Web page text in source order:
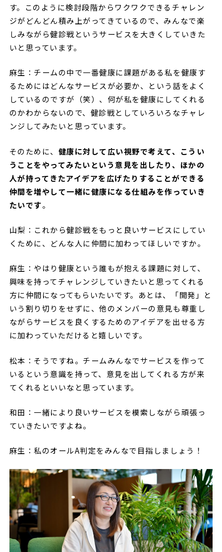
す。このように検討段階からワクワクできるチャレン
ジがどんどん積み上がってきているので、みんなで楽
しみながら健診戦というサービスを大きくしていきた
いと思っています。
麻生：チームの中で一番健康に課題がある私を健康す
るためにはどんなサービスが必要か、という話をよく
しているのですが（笑）、何が私を健康にしてくれる
のかわからないので、健診戦としていろいろなチャレ
ンジしてみたいと思っています。
そのために、 健康に対して広い視野で考えて、こうい
うことをやってみたいという意見を出したり、ほかの
人が持ってきたアイデアを広げたりすることができる
仲間を増やして一緒に健康になる仕組みを作っていき
たいです。
山梨：これから健診戦をもっと良いサービスにしてい
くために、どんな人に仲間に加わってほしいですか。
麻生：やはり健康という誰もが抱える課題に対して、
興味を持ってチャレンジしていきたいと思ってくれる
方に仲間になってもらいたいです。あとは、「開発」と
いう割り切りをせずに、他のメンバーの意見も尊重し
ながらサービスを良くするためのアイデアを出せる方
に加わっていただけると嬉しいです。
松本：そうですね。チームみんなでサービスを作って
いるという意識を持って、意見を出してくれる方が来
てくれるといいなと思っています。
和田：一緒により良いサービスを模索しながら頑張っ
ていきたいですよね。
麻生：私のオールA判定をみんなで目指しましょう！